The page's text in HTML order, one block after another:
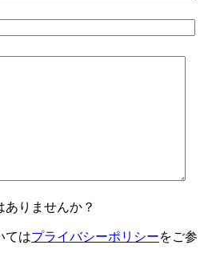
ありませんか？
てはプライバシーポリシーをご参